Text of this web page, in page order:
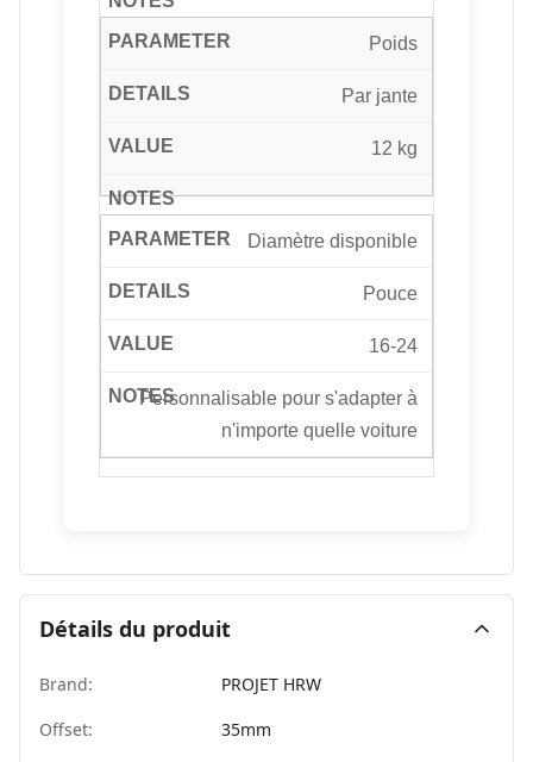
Poids
Par jante
12 kg
Diamètre disponible
Pouce
16-24
Personnalisable pour s'adapter à
n'importe quelle voiture
Détails du produit
Brand:
PROJET HRW
Offset:
35mm